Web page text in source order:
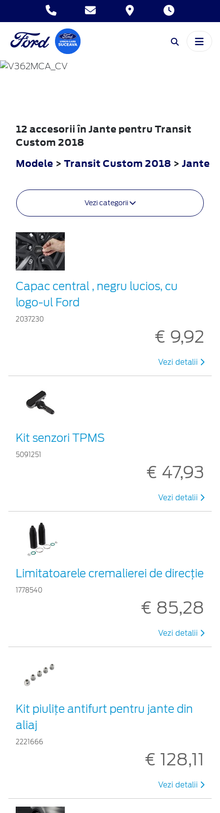
TRANSIT
CUSTOM
12 accesorii în Jante pentru Transit
Custom 2018
Modele > Transit Custom 2018 > Jante
Vezi categorii
Capac central , negru lucios, cu
logo-ul Ford
2037230
€ 9,92
Vezi detalii
Kit senzori TPMS
5091251
€ 47,93
Vezi detalii
Limitatoarele cremalierei de direcţie
1778540
€ 85,28
Vezi detalii
Kit piuliţe antifurt pentru jante din
aliaj
2221666
€ 128,11
Vezi detalii